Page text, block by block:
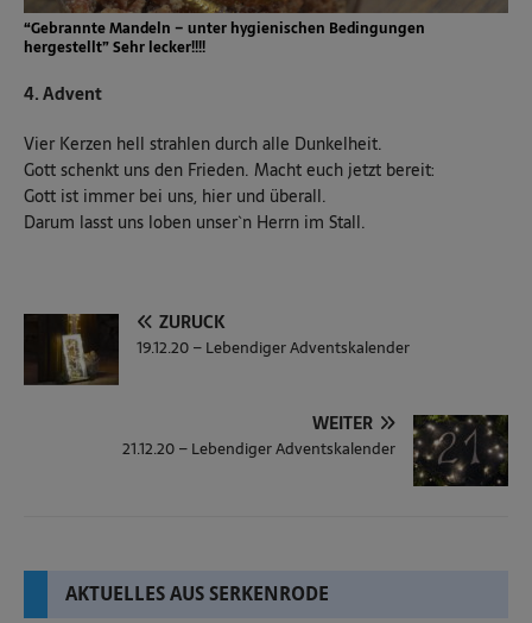
“Gebrannte Mandeln – unter hygienischen Bedingungen
hergestellt” Sehr lecker!!!!
4. Advent
Vier Kerzen hell strahlen durch alle Dunkelheit.
Gott schenkt uns den Frieden. Macht euch jetzt bereit:
Gott ist immer bei uns, hier und überall.
Darum lasst uns loben unser`n Herrn im Stall.
ZURÜCK
19.12.20 – Lebendiger Adventskalender
WEITER
21.12.20 – Lebendiger Adventskalender
AKTUELLES AUS SERKENRODE